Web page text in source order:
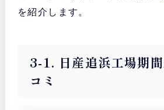
を紹介します。
3-1. 日産追浜工場期
コミ